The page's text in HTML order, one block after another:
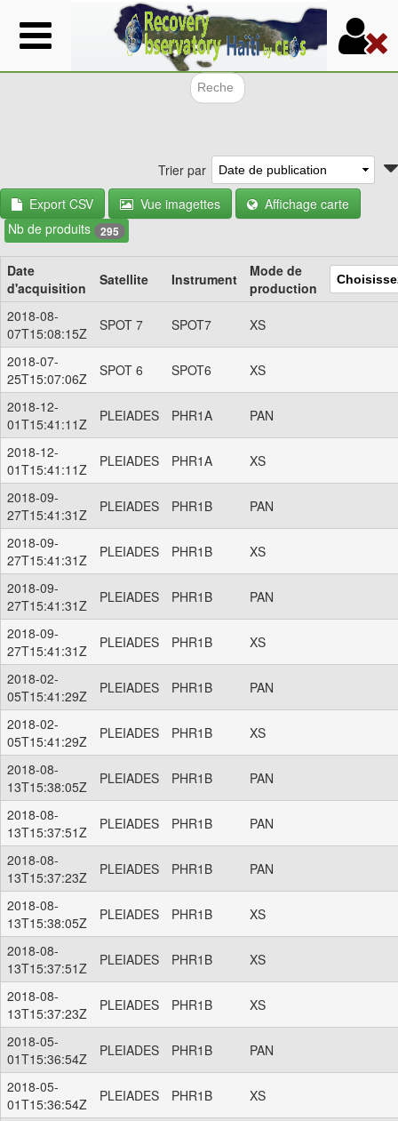
Aller
au
contenu
Trier par
Export CSV
Vue imagettes
Affichage carte
Nb de produits 295
Date
d'acquisition
Satellite Instrument
Mode de
production
2018-08-
07T15:08:15Z
SPOT 7 SPOT7 XS
2018-07-
25T15:07:06Z
SPOT 6 SPOT6 XS
2018-12-
01T15:41:11Z
PLEIADES PHR1A PAN
2018-12-
01T15:41:11Z
PLEIADES PHR1A XS
2018-09-
27T15:41:31Z
PLEIADES PHR1B PAN
2018-09-
27T15:41:31Z
PLEIADES PHR1B XS
2018-09-
27T15:41:31Z
PLEIADES PHR1B PAN
2018-09-
27T15:41:31Z
PLEIADES PHR1B XS
2018-02-
05T15:41:29Z
PLEIADES PHR1B PAN
2018-02-
05T15:41:29Z
PLEIADES PHR1B XS
2018-08-
13T15:38:05Z
PLEIADES PHR1B PAN
2018-08-
13T15:37:51Z
PLEIADES PHR1B PAN
2018-08-
13T15:37:23Z
PLEIADES PHR1B PAN
2018-08-
13T15:38:05Z
PLEIADES PHR1B XS
2018-08-
13T15:37:51Z
PLEIADES PHR1B XS
2018-08-
13T15:37:23Z
PLEIADES PHR1B XS
2018-05-
01T15:36:54Z
PLEIADES PHR1B PAN
2018-05-
01T15:36:54Z
PLEIADES PHR1B XS